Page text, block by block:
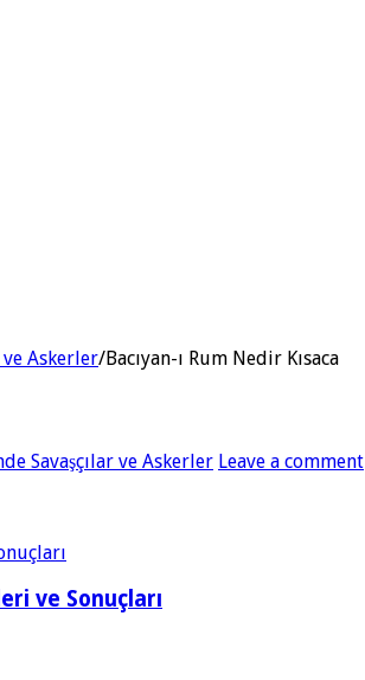
ve Askerler/Bacıyan-ı Rum Nedir Kısaca
Savaşçılar ve Askerler Leave a comment
ve Sonuçları